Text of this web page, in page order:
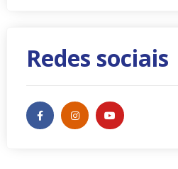
Redes sociais